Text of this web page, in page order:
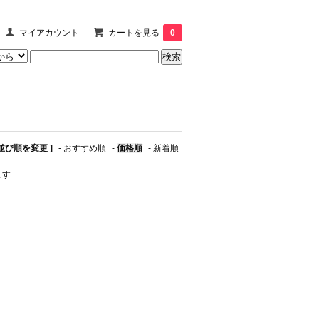
マイアカウント カートを見る 0
び順を変更 ] - おすすめ順 - 価格順 - 新着順
す